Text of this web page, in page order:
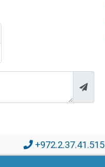
+972.2.37.41.515